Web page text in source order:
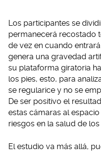
Los participantes se
permanecerá recostado
de vez en cuando
genera una gravedad
su plataforma giratoria
los pies, esto, para
se regularice y no se
De ser positivo el
estas cámaras al
riesgos en la salud de
El estudio va más allá,